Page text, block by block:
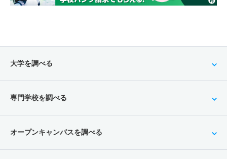
大学を調べる
専門学校を調べる
オープンキャンパスを調べる